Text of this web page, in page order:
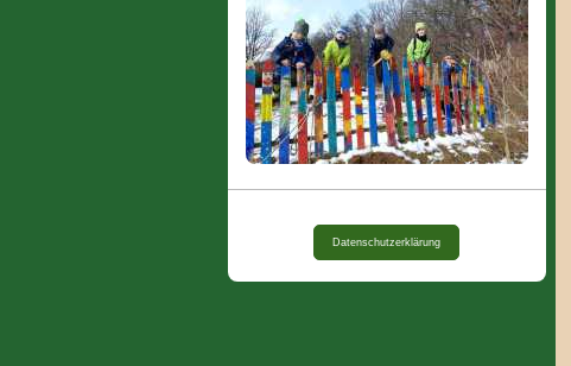
Datenschutzerklärung